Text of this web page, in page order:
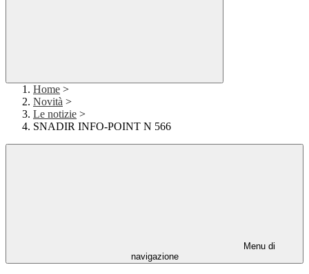
Home >
Novità >
Le notizie >
SNADIR INFO-POINT N 566
Menu di
navigazione